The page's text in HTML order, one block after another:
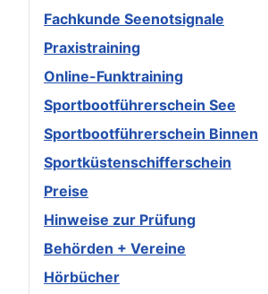
Fachkunde Seenotsignale
Praxistraining
Online-Funktraining
Sportbootführerschein See
Sportbootführerschein Binnen
Sportküstenschifferschein
Preise
Hinweise zur Prüfung
Behörden + Vereine
Hörbücher